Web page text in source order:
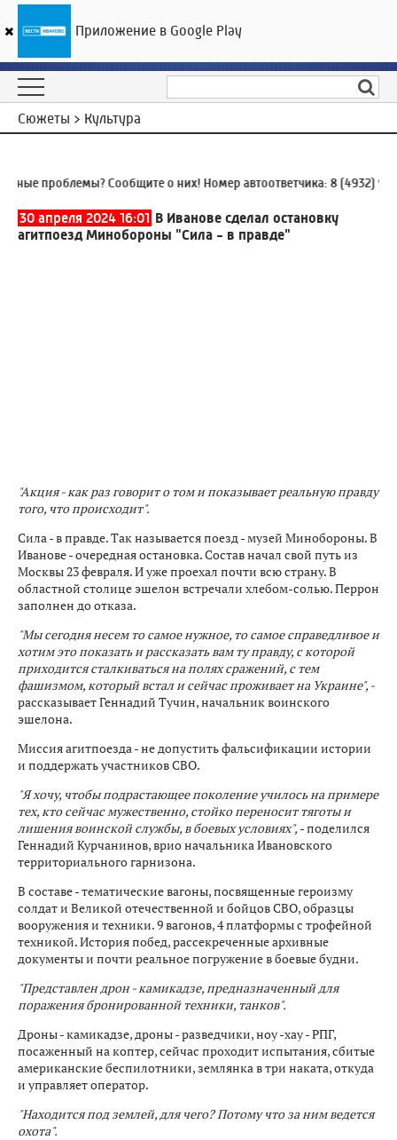
ГТРК «Ивтелерадио»
Сюжеты > Культура
проблемы? Сообщите о них! Номер автоответчика:8 (4932) 930-
30 апреля 2024 16:01 В Иванове сделал остановку
агитпоезд Минобороны "Сила - в правде"
"Акция - как раз говорит о том и показывает реальную правду
того, что происходит".
Сила - в правде. Так называется поезд - музей Минобороны. В
Иванове - очередная остановка. Состав начал свой путь из
Москвы 23 февраля. И уже проехал почти всю страну. В
областной столице эшелон встречали хлебом-солью. Перрон
заполнен до отказа.
"Мы сегодня несем то самое нужное, то самое справедливое и
хотим это показать и рассказать вам ту правду, с которой
приходится сталкиваться на полях сражений, с тем
фашизмом, который встал и сейчас проживает на Украине", -
рассказывает Геннадий Тучин, начальник воинского
эшелона.
Миссия агитпоезда - не допустить фальсификации истории
и поддержать участников СВО.
"Я хочу, чтобы подрастающее поколение училось на примере
тех, кто сейчас мужественно, стойко переносит тяготы и
лишения воинской службы, в боевых условиях", - поделился
Геннадий Курчанинов, врио начальника Ивановского
территориального гарнизона.
В составе - тематические вагоны, посвященные героизму
солдат и Великой отечественной и бойцов СВО, образцы
вооружения и техники. 9 вагонов, 4 платформы с трофейной
техникой. История побед, рассекреченные архивные
документы и почти реальное погружение в боевые будни.
"Представлен дрон - камикадзе, предназначенный для
поражения бронированной техники, танков".
Дроны - камикадзе, дроны - разведчики, ноу -хау - РПГ,
посаженный на коптер, сейчас проходит испытания, сбитые
американские беспилотники, землянка в три наката, откуда
и управляет оператор.
"Находится под землей, для чего? Потому что за ним ведется
охота".
Приложение в Google Play